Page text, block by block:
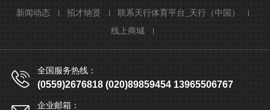
新闻动态
招才纳贤
联系天行体育平台_天行（中国）
线上商城
全国服务热线：
(0559)2676818 (020)89859454 13965506767
企业邮箱：